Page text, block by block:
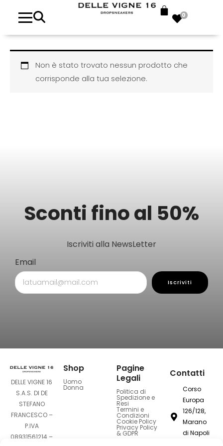
0
Non è stato trovato nessun prodotto che
corrisponde alla tua selezione.
Sconti fino al 50%
Iscriviti alla NewsLetter
Email
Iscriviti
DELLE VIGNE 16
S.A.S. DI DE
STEFANO
FRANCESCO –
P.IVA
08931561214 –
Shop
Uomo
Donna
Pagine
Legali
Politica di
Spedizione e
Resi
Termini e
Condizioni
Cookie Policy
Privacy Policy
& GDPR
Contatti
Corso
Europa
126/128,
Marano
di Napoli